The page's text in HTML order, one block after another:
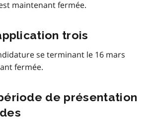
maintenant fermée.
trois
se terminant le 16 mars
fermée.
de présentation